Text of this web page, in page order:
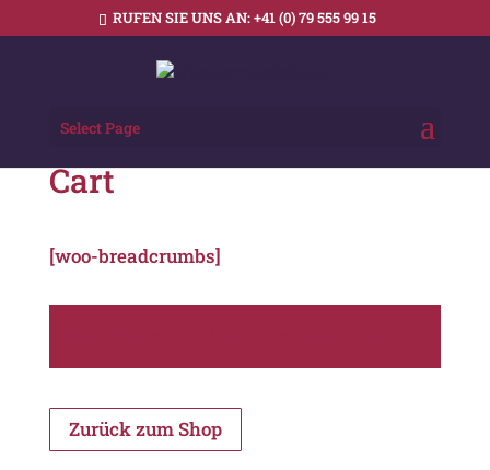
RUFEN SIE UNS AN:+41 (0) 79 555 99 15
Select Page
Cart
[woo-breadcrumbs]
Zurück zum Shop